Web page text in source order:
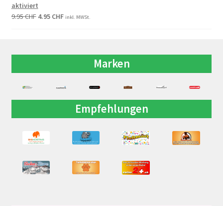
aktiviert
9.95CHF 4.95 CHF inkl. MWSt.
Marken
Empfehlungen